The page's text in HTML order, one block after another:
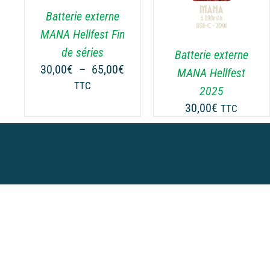
Batterie externe
MANA Hellfest Fin
de séries
30,00€ – 65,00€
TTC
Batterie externe
MANA Hellfest
2025
30,00€ TTC